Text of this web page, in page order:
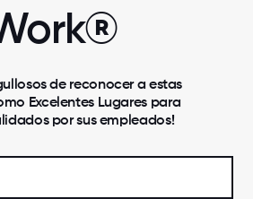
de reconocer a estas
Excelentes Lugares para
por sus empleados!